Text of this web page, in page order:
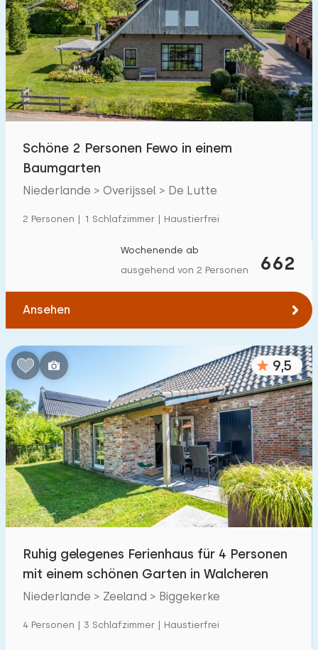
Schöne 2 Personen Fewo in einem
Baumgarten
Niederlande > Overijssel > De Lutte
2 Personen | 1 Schlafzimmer | Haustierfrei
662
Wochenende ab
ausgehend von 2 Personen
Ansehen
9,5
Ruhig gelegenes Ferienhaus für 4 Personen
mit einem schönen Garten in Walcheren
Niederlande > Zeeland > Biggekerke
4 Personen | 3 Schlafzimmer | Haustierfrei